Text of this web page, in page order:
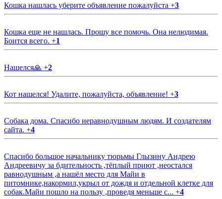
Кошка нашлась уберите объявление пожалуйста +3
Кошка еще не нашлась. Прошу все помочь. Она нелюдимая.
Боится всего. +1
Нашелся🙏 +2
Кот нашелся! Удалите, пожалуйста, объявление! +3
Собака дома. Спасибо неравнодушным людям. И создателям
сайта. +4
Спасибо большое начальнику тюрьмы Глызину Андрею
Андреевичу за бдительность ,тёплый приют ,неостался
равнодушным ,а нашёл место для Майи в
питомнике,накормил,укрыл от дождя и отдельной клетке для
собак.Майи пошло на пользу ,проведя меньше с... +4